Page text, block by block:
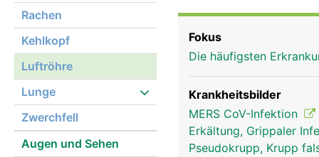
Rachen
Kehlkopf
Luftröhre
Lunge
Zwerchfell
Augen und Sehen
Fremdkörper wie
beweglichen
entweder geschluckt
Fokus
Die häufigsten
Krankheitsbilder
MERS CoV-Infektion
Erkältung, Grippaler
Pseudokrupp, Krupp